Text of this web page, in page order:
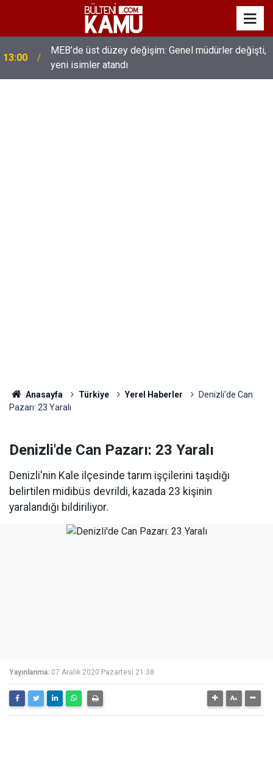
13:00
MEB’de üst düzey değişim: Genel müdürler değişti,
yeni isimler atandı
Anasayfa Türkiye Yerel Haberler
Denizli'de Can
Pazarı: 23 Yaralı
Denizli'de Can Pazarı: 23 Yaralı
Denizli'nin Kale ilçesinde tarım işçilerini taşıdığı
belirtilen midibüs devrildi, kazada 23 kişinin
yaralandığı bildiriliyor.
Yayınlanma: 07 Aralık 2020 Pazartesi 21:38